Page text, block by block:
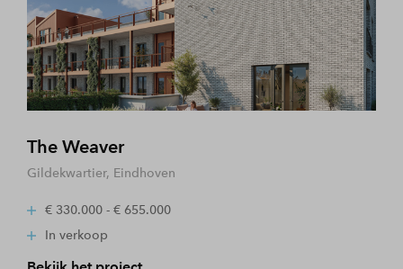
The Weaver
Gildekwartier, Eindhoven
€ 330.000 - € 655.000
In verkoop